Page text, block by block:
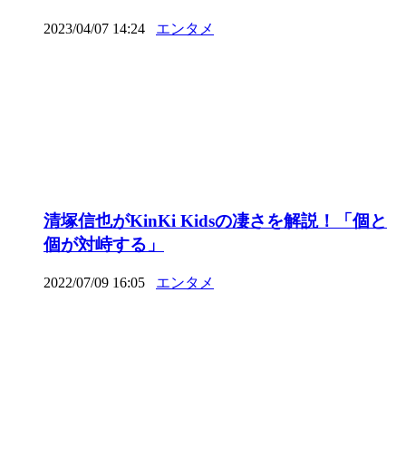
2023/04/07 14:24 エンタメ
清塚信也がKinKi Kidsの凄さを解説！「個と
個が対峙する」
2022/07/09 16:05 エンタメ